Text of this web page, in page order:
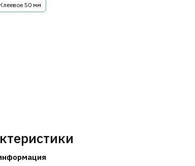
50 мм